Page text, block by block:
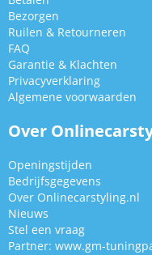
Bezorgen
Ruilen & Retourneren
FAQ
Garantie & Klachten
Privacyverklaring
Algemene voorwaarden
Over
Openingstijden
Bedrijfsgegevens
Over Onlinecarstyling.nl
Nieuws
Stel een vraag
Partner: www.gm-